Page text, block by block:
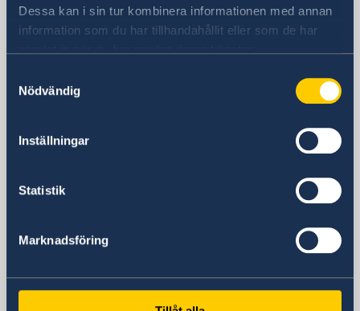
Dessa kan i sin tur kombinera informationen med annan
information som du har tillhandahållit eller som de har
Nödvändig
Inställningar
Statistik
Marknadsföring
Embassy
Vassileos Konstantinou 7
Postal address
Embassy of Sweden
106 74 Athens
Phone
Telephone number
+30-210-72 66 100
Migration telephone number